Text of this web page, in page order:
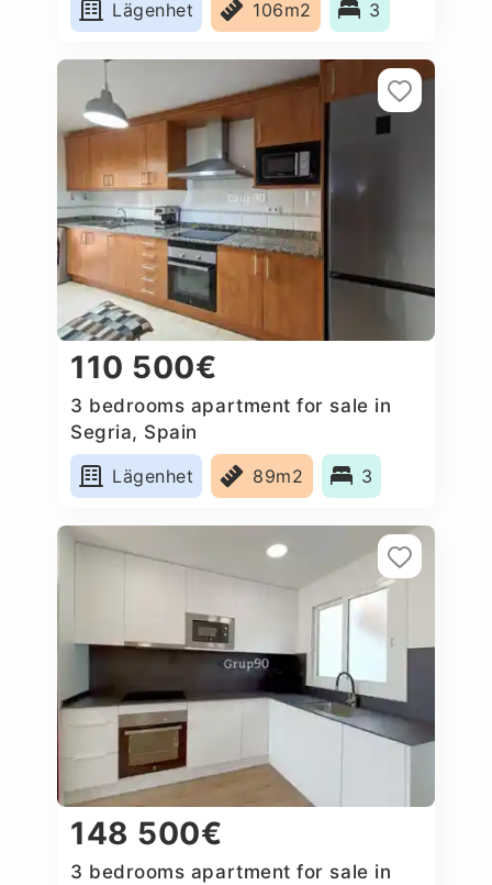
Lägenhet 106m2 3
110 500€
3 bedrooms apartment for sale in
Segria, Spain
Lägenhet
89m2 3
148 500€
3 bedrooms apartment for sale in